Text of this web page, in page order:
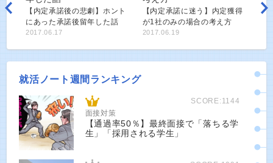
【内定承諾後の悲劇】ホント
にあった承諾後留年した話
2017.06.17
【内定承諾に迷う】内定獲得
が1社のみの場合の考え方
2017.06.19
就活ノート週間ランキング
SCORE:1144
面接対策
【通過率50％】最終面接で「落ちる学
生」「採用される学生」